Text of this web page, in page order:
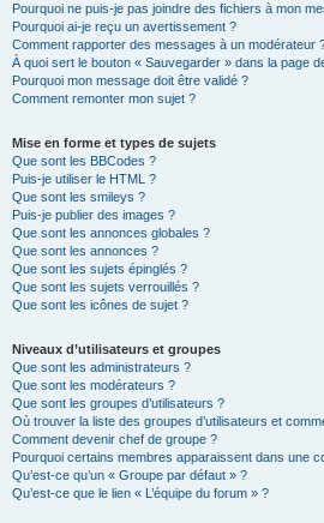
Pourquoi ne puis-je pas joindre des fichiers à mon
Pourquoi ai-je reçu un avertissement ?
Comment rapporter des messages à un modérateur
À quoi sert le bouton « Sauvegarder » dans la page
Pourquoi mon message doit être validé ?
Comment remonter mon sujet ?
Mise en forme et types de sujets
Que sont les BBCodes ?
Puis-je utiliser le HTML ?
Que sont les smileys ?
Puis-je publier des images ?
Que sont les annonces globales ?
Que sont les annonces ?
Que sont les sujets épinglés ?
Que sont les sujets verrouillés ?
Que sont les icônes de sujet ?
Niveaux d’utilisateurs et groupes
Que sont les administrateurs ?
Que sont les modérateurs ?
Que sont les groupes d’utilisateurs ?
Où trouver la liste des groupes d’utilisateurs et
Comment devenir chef de groupe ?
Pourquoi certains membres apparaissent dans une
Qu’est-ce qu’un « Groupe par défaut » ?
Qu’est-ce que le lien « L’équipe du forum » ?